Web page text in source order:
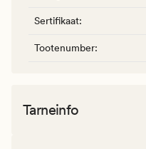
Sertifikaat:
Tootenumber:
Tarneinfo